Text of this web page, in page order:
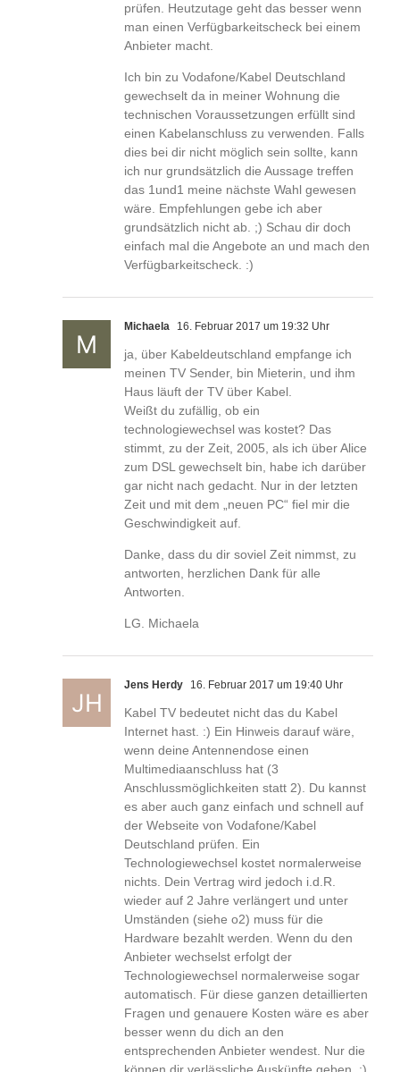
prüfen. Heutzutage geht das besser wenn
man einen Verfügbarkeitscheck bei einem
Anbieter macht.
Ich bin zu Vodafone/Kabel Deutschland
gewechselt da in meiner Wohnung die
technischen Voraussetzungen erfüllt sind
einen Kabelanschluss zu verwenden. Falls
dies bei dir nicht möglich sein sollte, kann
ich nur grundsätzlich die Aussage treffen
das 1und1 meine nächste Wahl gewesen
wäre. Empfehlungen gebe ich aber
grundsätzlich nicht ab. ;) Schau dir doch
einfach mal die Angebote an und mach den
Verfügbarkeitscheck. :)
Michaela 16. Februar 2017 um 19:32 Uhr
ja, über Kabeldeutschland empfange ich
meinen TV Sender, bin Mieterin, und ihm
Haus läuft der TV über Kabel.
Weißt du zufällig, ob ein
technologiewechsel was kostet? Das
stimmt, zu der Zeit, 2005, als ich über Alice
zum DSL gewechselt bin, habe ich darüber
gar nicht nach gedacht. Nur in der letzten
Zeit und mit dem „neuen PC“ fiel mir die
Geschwindigkeit auf.
Danke, dass du dir soviel Zeit nimmst, zu
antworten, herzlichen Dank für alle
Antworten.
LG. Michaela
Jens Herdy 16. Februar 2017 um 19:40 Uhr
Kabel TV bedeutet nicht das du Kabel
Internet hast. :) Ein Hinweis darauf wäre,
wenn deine Antennendose einen
Multimediaanschluss hat (3
Anschlussmöglichkeiten statt 2). Du kannst
es aber auch ganz einfach und schnell auf
der Webseite von Vodafone/Kabel
Deutschland prüfen. Ein
Technologiewechsel kostet normalerweise
nichts. Dein Vertrag wird jedoch i.d.R.
wieder auf 2 Jahre verlängert und unter
Umständen (siehe o2) muss für die
Hardware bezahlt werden. Wenn du den
Anbieter wechselst erfolgt der
Technologiewechsel normalerweise sogar
automatisch. Für diese ganzen detaillierten
Fragen und genauere Kosten wäre es aber
besser wenn du dich an den
entsprechenden Anbieter wendest. Nur die